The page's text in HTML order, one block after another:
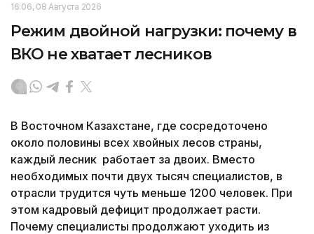
16:06, 08 Августа 2026
Режим двойной нагрузки: почему в
ВКО не хватает лесников
В Восточном Казахстане, где сосредоточено
около половины всех хвойных лесов страны,
каждый лесник работает за двоих. Вместо
необходимых почти двух тысяч специалистов, в
отрасли трудится чуть меньше 1200 человек. При
этом кадровый дефицит продолжает расти.
Почему специалисты продолжают уходить из